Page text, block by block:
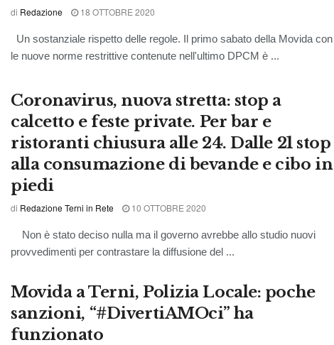
di Redazione 18 OTTOBRE 2020
Un sostanziale rispetto delle regole. Il primo sabato della Movida con
le nuove norme restrittive contenute nell'ultimo DPCM è ...
Coronavirus, nuova stretta: stop a
calcetto e feste private. Per bar e
ristoranti chiusura alle 24. Dalle 21 stop
alla consumazione di bevande e cibo in
piedi
di Redazione Terni in Rete 10 OTTOBRE 2020
Non è stato deciso nulla ma il governo avrebbe allo studio nuovi
provvedimenti per contrastare la diffusione del ...
Movida a Terni, Polizia Locale: poche
sanzioni, “#DivertiAMOci” ha
funzionato